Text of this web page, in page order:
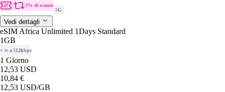
3% di sconto
5G
Vedi dettagli
eSIM Africa Unlimited 1Days Standard
1GB
+ ∞ a 512kbps
1 Giorno
12,53 USD
10,84 €
12,53 USD/GB